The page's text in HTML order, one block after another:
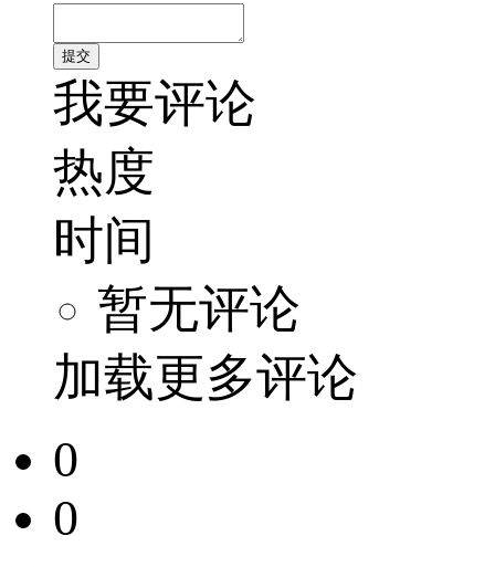
我要评论
热度
时间
暂无评论
加载更多评论
0
0